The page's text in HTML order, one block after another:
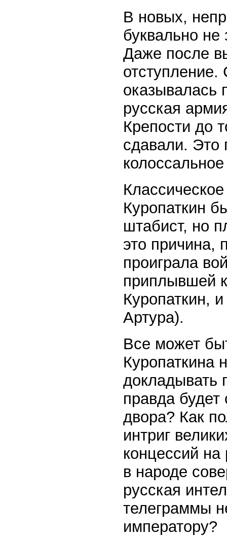
В новых,
буквально не
Даже после
отступление.
оказывалась
русская
Крепости до
сдавали. Это
Куропаткин
штабист, но
это причина,
проиграла
приплывшей
Куропаткин,
Артура).
Все может
Куропаткина
докладывать
правда
двора? Как
интриг
концессий
в народе
русская
телеграммы
императору?